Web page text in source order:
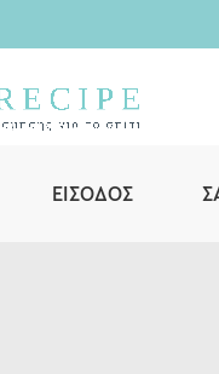
ΕΊΣΟΔΟΣ